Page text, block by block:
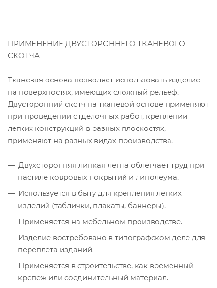
ПРИМЕНЕНИЕ ДВУСТОРОННЕГО ТКАНЕВОГО
СКОТЧА
Тканевая основа позволяет использовать изделие
на поверхностях, имеющих сложный рельеф.
Двусторонний скотч на тканевой основе применяют
при проведении отделочных работ, креплении
лёгких конструкций в разных плоскостях,
применяют на разных видах производства.
Двухсторонняя липкая лента облегчает труд при
настиле ковровых покрытий и линолеума.
Используется в быту для крепления легких
изделий (таблички, плакаты, баннеры).
Применяется на мебельном производстве.
Изделие востребовано в типографском деле для
переплета изданий.
Применяется в строительстве, как временный
крепёж или соединительный материал.